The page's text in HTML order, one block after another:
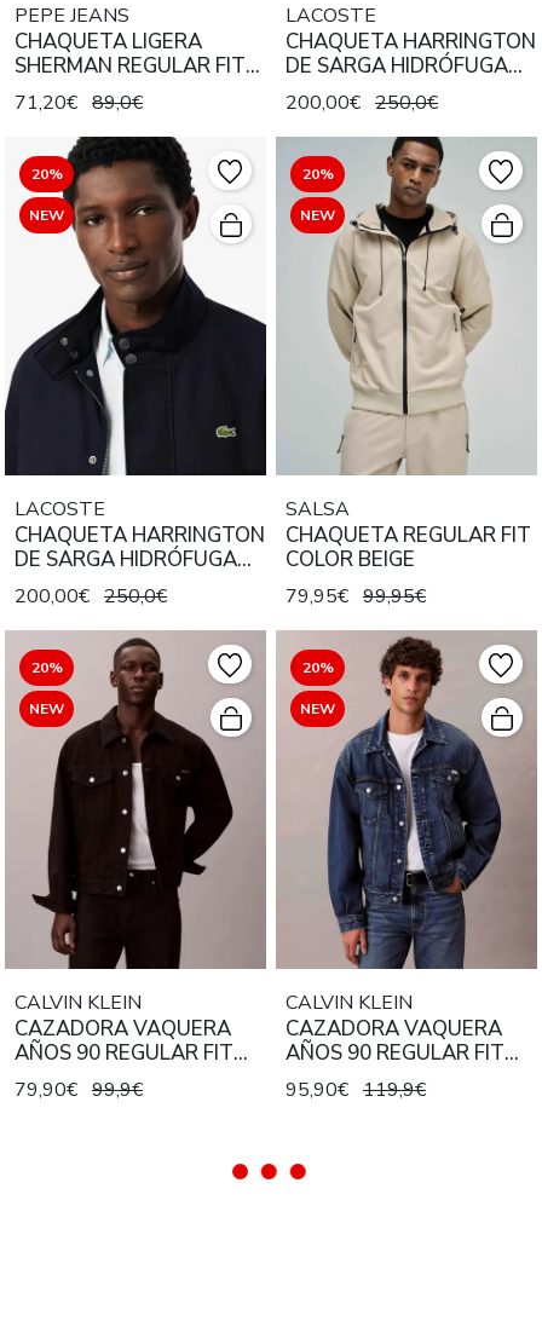
PEPE JEANS
CHAQUETA LIGERA
SHERMAN REGULAR FIT
594 DULWICH BLUE
71,20€ 89,0€
LACOSTE
CHAQUETA HARRINGTON
DE SARGA HIDRÓFUGA
COLOR BEIGE
200,00€ 250,0€
20%
NEW
LACOSTE
CHAQUETA HARRINGTON
DE SARGA HIDRÓFUGA
COLOR AZUL MARINO
200,00€ 250,0€
20%
NEW
SALSA
CHAQUETA REGULAR FIT
COLOR BEIGE
79,95€ 99,95€
20%
NEW
CALVIN KLEIN
CAZADORA VAQUERA
AÑOS 90 REGULAR FIT
CLASSIC BLACK COLOR
NEGRO
79,90€ 99,9€
20%
NEW
CALVIN KLEIN
CAZADORA VAQUERA
AÑOS 90 REGULAR FIT
HORIZON TRUCKER
95,90€ 119,9€